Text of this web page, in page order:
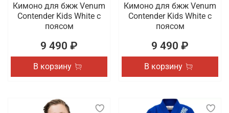
Кимоно для бжж Venum
Contender Kids White с
поясом
9 490 ₽
В корзину
Кимоно для бжж Venum
Contender Kids White с
поясом
9 490 ₽
В корзину